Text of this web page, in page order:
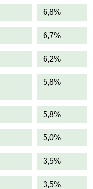
6,8%
6,7%
6,2%
5,8%
5,8%
5,0%
3,5%
3,5%